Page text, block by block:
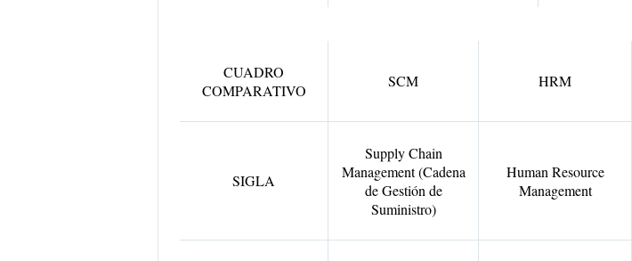
CUADRO
COMPARATIVO
SCM HRM
SIGLA
Supply Chain
Management (Cadena
de Gestión de
Suministro)
Human Resource
Management